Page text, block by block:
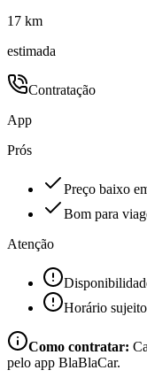
17 km
estimada
Contratação
App
Prós
Preço baixo
Bom para
Atenção
Horário
Como contratar:
pelo app BlaBlaCar.